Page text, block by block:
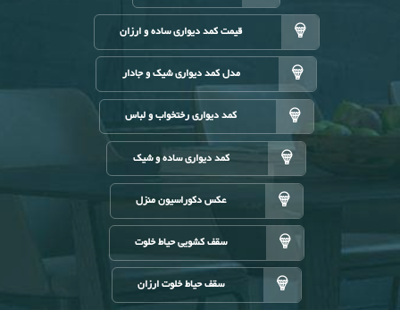
قیمت کمد دیواری ساده و ارزان
مدل کمد دیواری شیک و جادار
کمد دیواری رختخواب و لباس
کمد دیواری ساده و شیک
عکس دکوراسیون منزل
سقف کشویی حیاط خلوت
سقف حیاط خلوت ارزان